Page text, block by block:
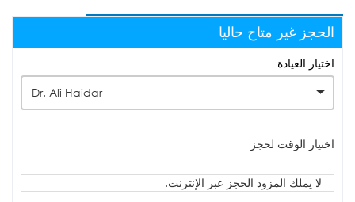
الحجز غير متاح حاليا
اختيار العيادة
Dr. Ali Haidar
اختيار الوقت لحجز
لا يملك المزود الحجز عبر الإنترنت.